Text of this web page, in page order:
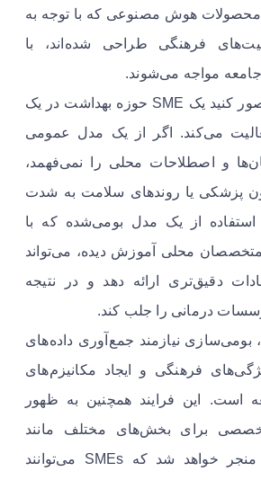
هوش مصنوعی که با توجه به
فرهنگی طراحی شده‌اند، با
مواجه می‌شوند.
یک مثال ملموس: تصور کنید یک SME حوزه بهداشت در یک
می‌کند. اگر از یک مدل عمومی
و اصطلاحات محلی را نمی‌فهمد،
پزشکی یا روندهای سلامت به شدت
استفاده از یک مدل بومی‌شده که با
محلی آموزش دیده، می‌تواند
دقیق‌تری ارائه دهد و در نتیجه
درمانی را جلب کند.
بومی‌سازی نیازمند جمع‌آوری داده‌های
فرهنگی و ایجاد مکانیزم‌های
است. این فرایند همچنین به ظهور
برای بخش‌های مختلف مانند
آموزش و سلامت منجر خواهد شد که SMEs می‌توانند